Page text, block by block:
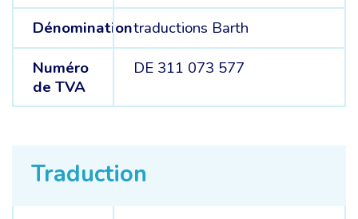
Dénominationtraductions Barth
Numéro
de TVA
DE 311 073 577
Traduction